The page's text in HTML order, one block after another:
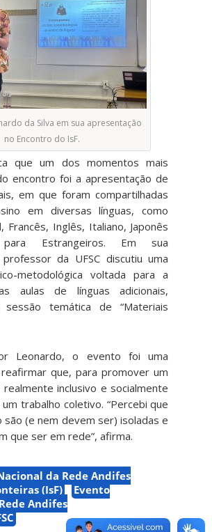
da Silva em sua apresentação
no Encontro do IsF.
que um dos momentos mais
encontro foi a apresentação de
em que foram compartilhadas
em diversas línguas, como
Francês, Inglês, Italiano, Japonês
Estrangeiros. Em sua
da UFSC discutiu uma
metodológica voltada para a
aulas de línguas adicionais,
temática de “Materiais
Leonardo, o evento foi uma
que, para promover um
inclusivo e socialmente
trabalho coletivo. “Percebi que
são (e nem devem ser) isoladas e
que ser em rede”, afirma.
da Rede Andifes
(IsF)
Evento
Rede Andifes